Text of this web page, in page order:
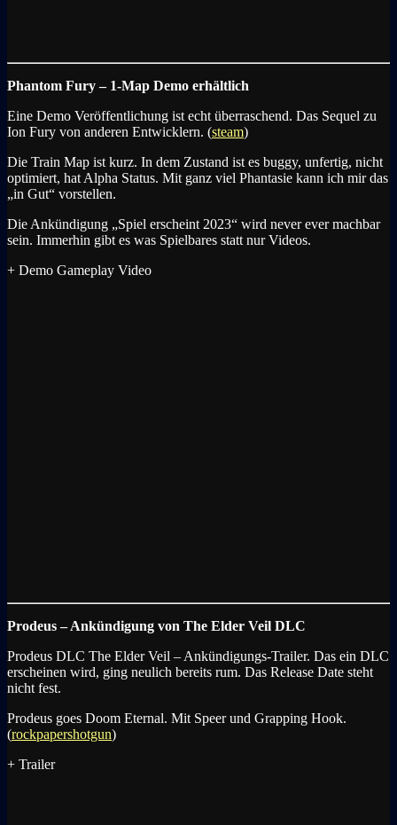
Phantom Fury – 1-Map Demo erhältlich
Eine Demo Veröffentlichung ist echt überraschend. Das Sequel zu
Ion Fury von anderen Entwicklern. (steam)
Die Train Map ist kurz. In dem Zustand ist es buggy, unfertig, nicht
optimiert, hat Alpha Status. Mit ganz viel Phantasie kann ich mir das
„in Gut“ vorstellen.
Die Ankündigung „Spiel erscheint 2023“ wird never ever machbar
sein. Immerhin gibt es was Spielbares statt nur Videos.
+ Demo Gameplay Video
Prodeus – Ankündigung von The Elder Veil DLC
Prodeus DLC The Elder Veil – Ankündigungs-Trailer. Das ein DLC
erscheinen wird, ging neulich bereits rum. Das Release Date steht
nicht fest.
Prodeus goes Doom Eternal. Mit Speer und Grapping Hook.
(rockpapershotgun)
+ Trailer